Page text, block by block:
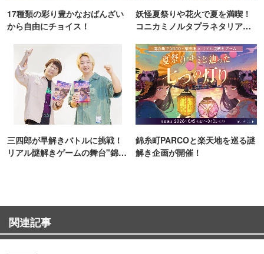
17種類の彩り豊かなおばんざい
から自由にチョイス！
妖怪夏祭りや花火で夏を満喫！
コニカミノルタプラネタリア
三四郎が早解きバトルに挑戦！
リアル謎解きゲームの舞台"錦糸
錦糸町PARCOと楽天地を巡る謎
解き企画が開催！
関連記事